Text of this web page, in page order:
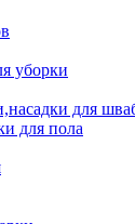
уборки
для
для пола